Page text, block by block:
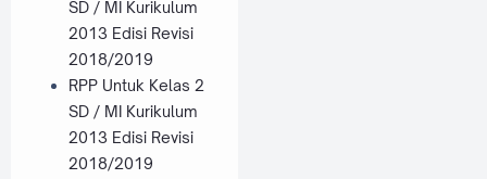
SD / MI Kurikulum
2013 Edisi Revisi
2018/2019
RPP Untuk Kelas 2
SD / MI Kurikulum
2013 Edisi Revisi
2018/2019